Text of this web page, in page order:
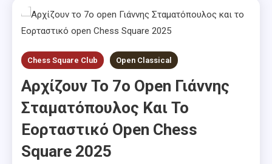
Chess Square Club Open Classical
Αρχίζουν Το 7ο Open Γιάννης
Σταματόπουλος Και Το
Εορταστικό Open Chess
Square 2025